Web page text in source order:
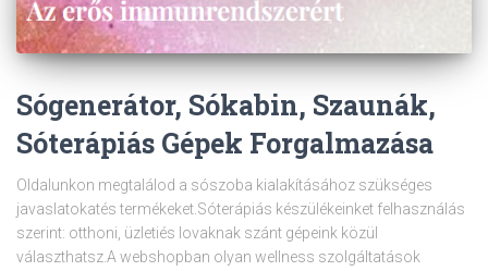
Sógenerátor, Sókabin, Szaunák,
Sóterápiás Gépek Forgalmazása
Oldalunkon megtalálod a sószoba kialakításához szükséges
javaslatokatés termékeket.Sóterápiás készülékeinket felhasználás
szerint: otthoni, üzletiés lovaknak szánt gépeink közül
választhatsz.A webshopban olyan wellness szolgáltatások